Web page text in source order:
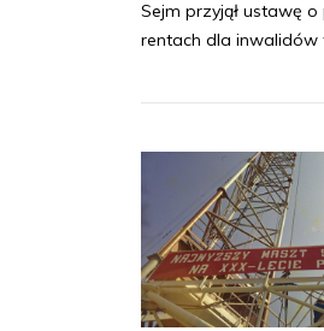
Sejm przyjął ustawę
rentach dla inwalidów